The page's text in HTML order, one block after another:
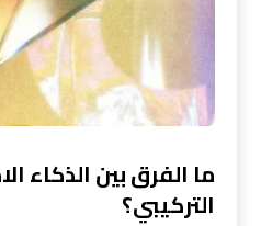
ما الفرق بين الذكاء
التركيبي؟